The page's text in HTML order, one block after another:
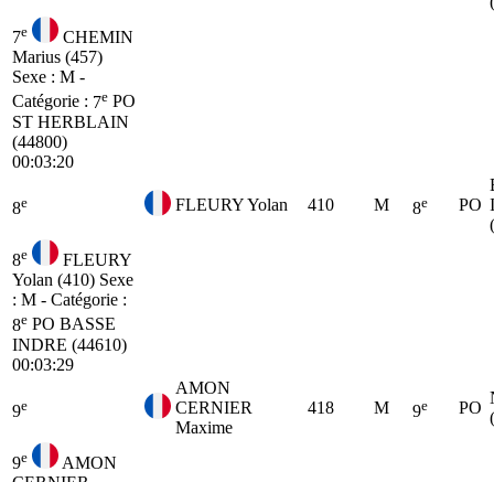
7e
CHEMIN
Marius (457)
Sexe : M -
Catégorie : 7e PO
ST HERBLAIN
(44800)
00:03:20
8e FLEURY Yolan 410 M 8e PO
8e
FLEURY
Yolan (410) Sexe
: M - Catégorie :
8e PO BASSE
INDRE (44610)
00:03:29
9e
AMON
CERNIER
Maxime
418 M 9e PO
9e
AMON